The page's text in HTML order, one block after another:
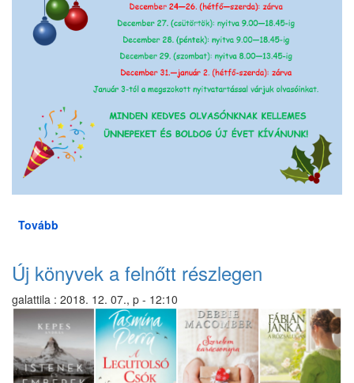
Tovább
Új könyvek a felnőtt részlegen
galattila : 2018. 12. 07., p - 12:10